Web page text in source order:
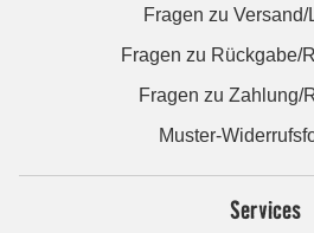
Fragen zu Versand/
Fragen zu Rückgabe/
Fragen zu Zahlung/
Muster-
Services